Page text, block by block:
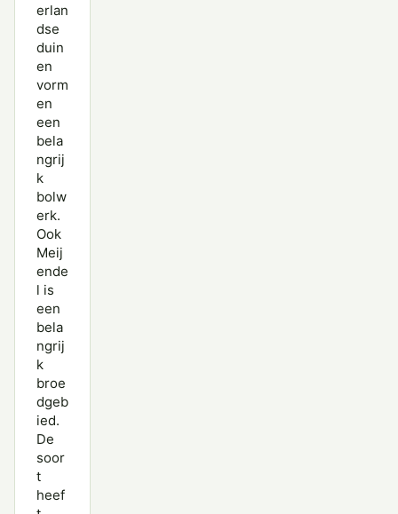
erlan
dse
duin
en
vorm
en
een
bela
ngrij
k
bolw
erk.
Ook
Meij
ende
l is
een
bela
ngrij
k
broe
dgeb
ied.
De
soor
t
heef